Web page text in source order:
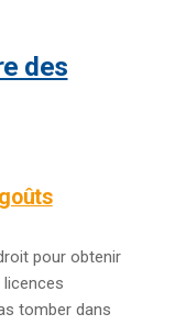
pour obtenir
tomber dans